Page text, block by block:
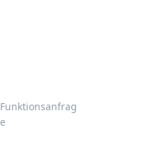
Funktionsanfrag
e